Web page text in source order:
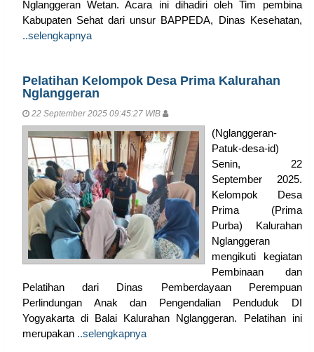
Nglanggeran Wetan. Acara ini dihadiri oleh Tim pembina
Kabupaten Sehat dari unsur BAPPEDA, Dinas Kesehatan,
..selengkapnya
Pelatihan Kelompok Desa Prima Kalurahan
Nglanggeran
22 September 2025 09:45:27 WIB
(Nglanggeran-
Patuk-desa-id)
Senin, 22
September 2025.
Kelompok Desa
Prima (Prima
Purba) Kalurahan
Nglanggeran
mengikuti kegiatan
Pembinaan dan
Pelatihan dari Dinas Pemberdayaan Perempuan
Perlindungan Anak dan Pengendalian Penduduk DI
Yogyakarta di Balai Kalurahan Nglanggeran. Pelatihan ini
merupakan ..selengkapnya